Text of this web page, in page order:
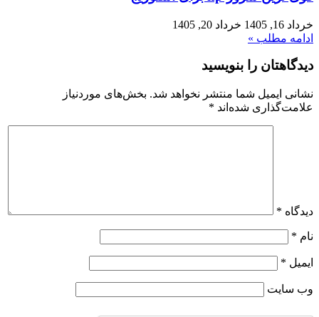
خرداد 16, 1405
خرداد 20, 1405
ادامه مطلب »
دیدگاهتان را بنویسید
نشانی ایمیل شما منتشر نخواهد شد. بخش‌های موردنیاز
علامت‌گذاری شده‌اند *
دیدگاه *
نام *
ایمیل *
وب‌ سایت